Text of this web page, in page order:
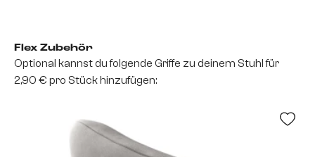
Flex Zubehör
Optional kannst du folgende Griffe zu deinem Stuhl für
2,90 € pro Stück hinzufügen: